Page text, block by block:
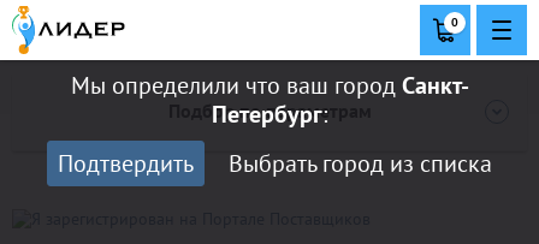
Мы определили что ваш городСанкт-
Петербург:
Подтвердить
Выбрать город из списка
0
Подбор по параметрам